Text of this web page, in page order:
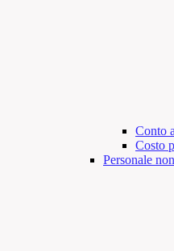
Conto
Costo
Personale